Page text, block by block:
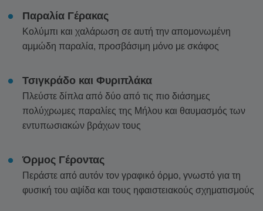
Παραλία Γέρακας
Κολύμπι και χαλάρωση σε αυτή την απομονωμένη
αμμώδη παραλία, προσβάσιμη μόνο με σκάφος
Τσιγκράδο και Φυριπλάκα
Πλεύστε δίπλα από δύο από τις πιο διάσημες
πολύχρωμες παραλίες της Μήλου και θαυμασμός των
εντυπωσιακών βράχων τους
Όρμος Γέροντας
Περάστε από αυτόν τον γραφικό όρμο, γνωστό για τη
φυσική του αψίδα και τους ηφαιστειακούς σχηματισμούς